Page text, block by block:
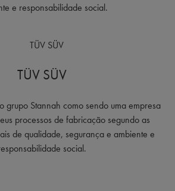
e responsabilidade social.
TÜV SÜV
grupo Stannah como sendo uma empresa
processos de fabricação segundo as
de qualidade, segurança e ambiente e
social.